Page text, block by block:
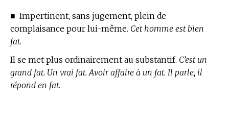
■ Impertinent, sans jugement, plein de
complaisance pour lui-même. Cet homme est bien
fat.
Il se met plus ordinairement au substantif. C’est un
grand fat. Un vrai fat. Avoir affaire à un fat. Il parle, il
répond en fat.